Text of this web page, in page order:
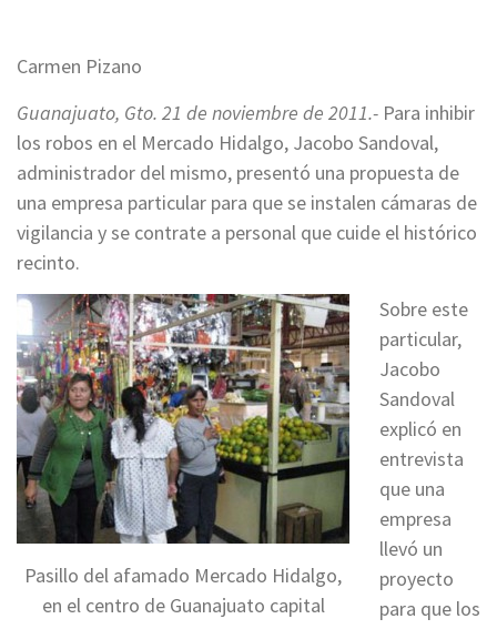
Carmen Pizano
Guanajuato, Gto. 21 de noviembre de 2011.- Para inhibir
los robos en el Mercado Hidalgo, Jacobo Sandoval,
administrador del mismo, presentó una propuesta de
una empresa particular para que se instalen cámaras de
vigilancia y se contrate a personal que cuide el histórico
recinto.
Pasillo del afamado Mercado Hidalgo,
en el centro de Guanajuato capital
Sobre este
particular,
Jacobo
Sandoval
explicó en
entrevista
que una
empresa
llevó un
proyecto
para que los